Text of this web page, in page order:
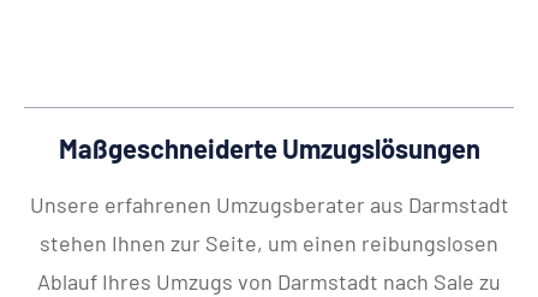
Maßgeschneiderte Umzugslösungen
Unsere erfahrenen Umzugsberater aus Darmstadt
stehen Ihnen zur Seite, um einen reibungslosen
Ablauf Ihres Umzugs von Darmstadt nach Sale zu